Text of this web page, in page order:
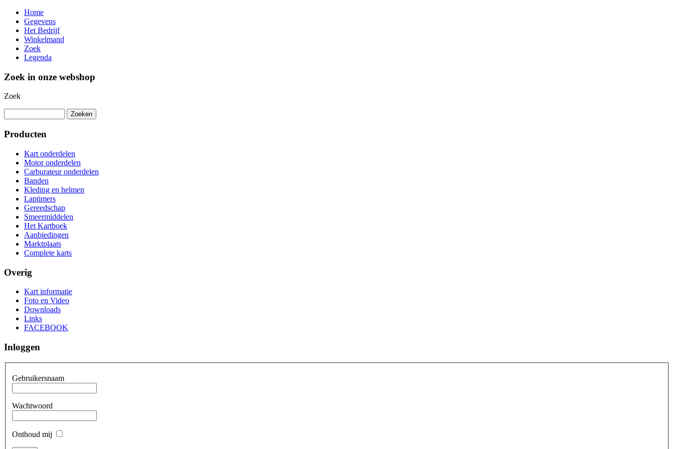
Home
Gegevens
Het Bedrijf
Winkelmand
Zoek
Legenda
Zoek in onze webshop
Zoek
Producten
Kart onderdelen
Motor onderdelen
Carburateur onderdelen
Banden
Kleding en helmen
Laptimers
Gereedschap
Smeermiddelen
Het Kartboek
Aanbiedingen
Marktplaats
Complete karts
Overig
Kart informatie
Foto en Video
Downloads
Links
FACEBOOK
Inloggen
Gebruikersnaam
Wachtwoord
Onthoud mij